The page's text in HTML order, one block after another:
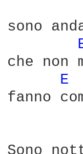
sono
che non
E
fanno
Sono